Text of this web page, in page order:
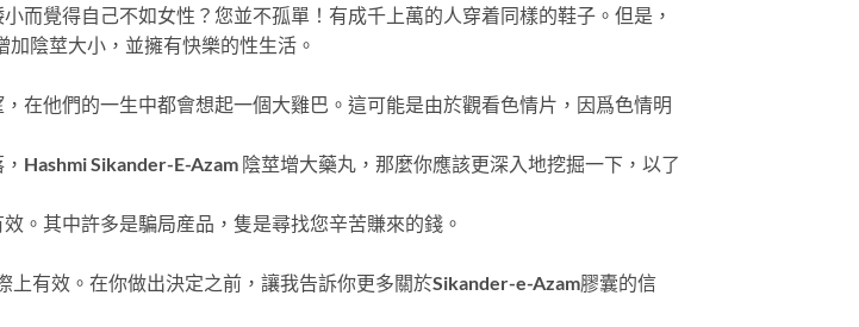
而覺得自己不如女性？您並不孤單！有成千上萬的人穿着同樣的鞋子。但是，
陰莖大小，並擁有快樂的性生活。
在他們的一生中都會想起一個大雞巴。這可能是由於觀看色情片，因爲色情明
Hashmi Sikander-E-Azam 陰莖增大藥丸，那麼你應該更深入地挖掘一下，以了
。其中許多是騙局産品，隻是尋找您辛苦賺來的錢。
有效。在你做出決定之前，讓我告訴你更多關於Sikander-e-Azam膠囊的信